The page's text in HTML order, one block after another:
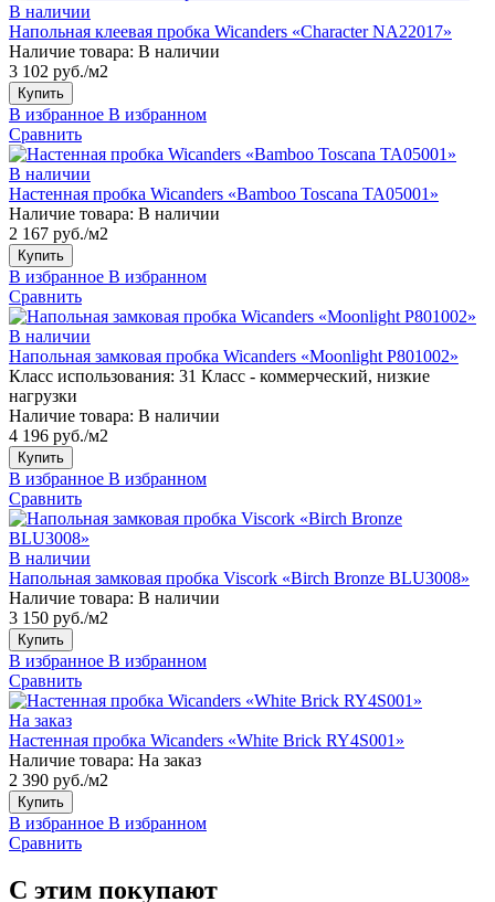
В наличии
Напольная клеевая пробка Wicanders «Character NA22017»
Наличие товара: В наличии
3 102 руб./м2
Купить
В избранное В избранном
Сравнить
В наличии
Настенная пробка Wicanders «Bamboo Toscana TA05001»
Наличие товара: В наличии
2 167 руб./м2
Купить
В избранное В избранном
Сравнить
В наличии
Напольная замковая пробка Wicanders «Moonlight P801002»
Класс использования: 31 Класс - коммерческий, низкие
нагрузки
Наличие товара: В наличии
4 196 руб./м2
Купить
В избранное В избранном
Сравнить
В наличии
Напольная замковая пробка Viscork «Birch Bronze BLU3008»
Наличие товара: В наличии
3 150 руб./м2
Купить
В избранное В избранном
Сравнить
На заказ
Настенная пробка Wicanders «White Brick RY4S001»
Наличие товара: На заказ
2 390 руб./м2
Купить
В избранное В избранном
Сравнить
С этим покупают